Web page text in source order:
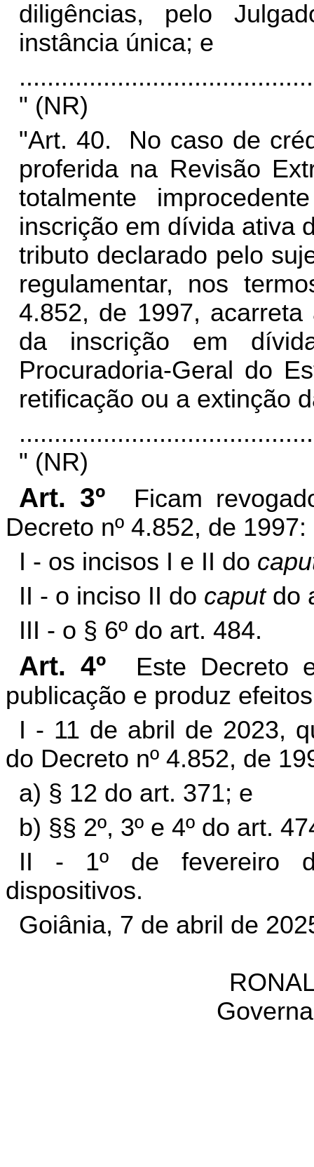
diligências, pelo
instância única; e
" (NR)
"Art. 40. No caso de
proferida na Revisão
totalmente
inscrição em dívida ativa
tributo declarado pelo
regulamentar, nos
4.852, de 1997,
da inscrição em
Procuradoria-Geral do
retificação ou a extinção
" (NR)
Art. 3º
Ficam
Decreto nº 4.852, de 1997:
I - os incisos I e II do
II - o inciso II do caput do
III - o § 6º do art. 484.
Art. 4º
Este Decreto
publicação e produz
I - 11 de abril de 2023,
do Decreto nº 4.852, de
a) § 12 do art. 371; e
b) §§ 2º, 3º e 4º do art.
II - 1º de fevereiro
dispositivos.
Goiânia, 7 de abril de